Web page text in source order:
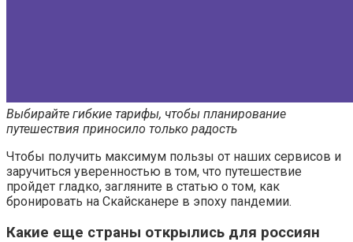
Выбирайте гибкие тарифы, чтобы планирование
путешествия приносило только радость
Чтобы получить максимум пользы от наших сервисов и
заручиться уверенностью в том, что путешествие
пройдет гладко, загляните в статью о том, как
бронировать на Скайсканере в эпоху пандемии.
Какие еще страны открылись для россиян